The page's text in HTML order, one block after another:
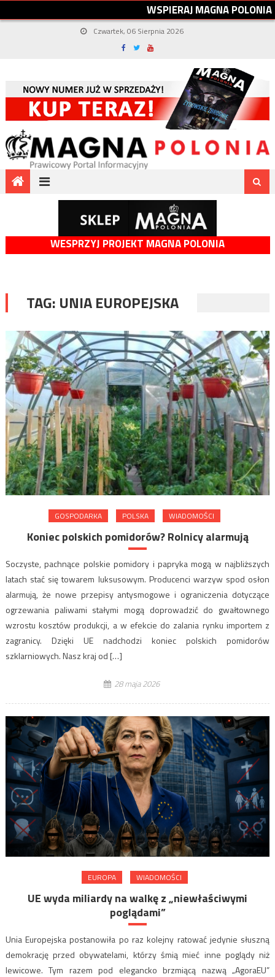
WSPIERAJMAGNAPOLONIA
Czwartek, 06 Sierpnia 2026
WESPRZYJ PROJEKT MAGNA POLONIA
TAG: UNIA EUROPEJSKA
GOSPODARKA POLSKA WIADOMOŚCI
Koniec polskich pomidorów? Rolnicy alarmują
Soczyste, pachnące polskie pomidory i papryka mogą w najbliższych
latach stać się towarem luksusowym. Producenci warzyw spod osłon
alarmują, że nowe przepisy antysmogowe i ograniczenia dotyczące
ogrzewania paliwami stałymi mogą doprowadzić do gwałtownego
wzrostu kosztów produkcji, a w efekcie do zalania rynku importem z
zagranicy. Dzięki UE nadchodzi koniec polskich pomidorów
szklarniowych. Nasz kraj od […]
28 maja 2026
EUROPA WIADOMOŚCI
UE wyda miliardy na walkę z „niewłaściwymi
poglądami”
Unia Europejska postanowiła po raz kolejny ratować jedynie słuszną
demokrację przed obywatelami, którzy śmią mieć inne poglądy niż
lewicowe. Tym razem pod elegancko brzmiącą nazwą „AgoraEU”